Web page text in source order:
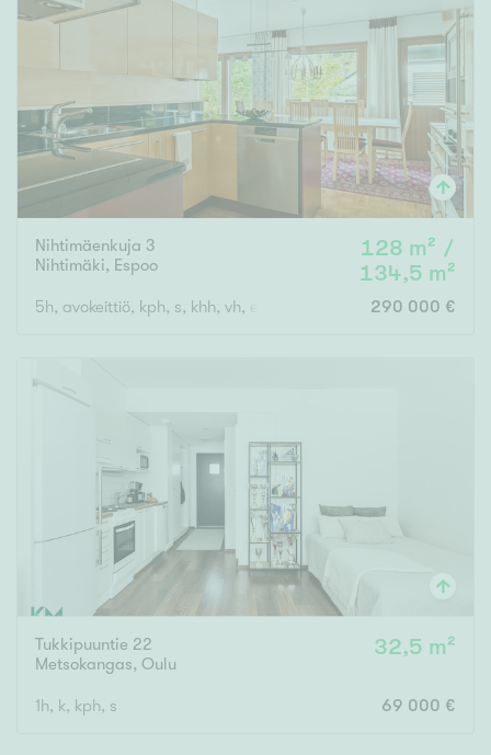
Nihtimäenkuja 3
Nihtimäki, Espoo
128 m² /
134,5 m²
5h, avokeittiö, kph, s, khh, vh, erill.wc, autokatos, varasto
290 000 €
Tukkipuuntie 22
Metsokangas, Oulu
32,5 m²
1h, k, kph, s 69 000 €